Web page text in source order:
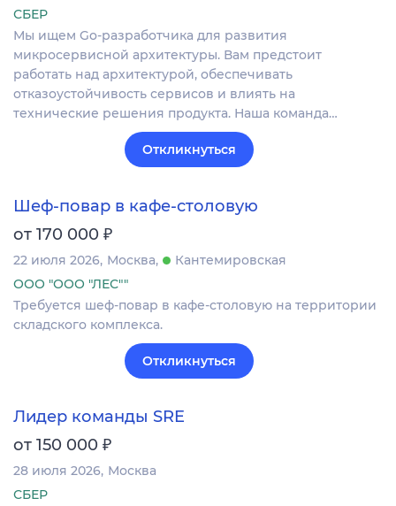
СБЕР
Мы ищем Go-разработчика для развития
микросервисной архитектуры. Вам предстоит
работать над архитектурой, обеспечивать
отказоустойчивость сервисов и влиять на
технические решения продукта. Наша команда…
Откликнуться
Шеф-повар в кафе-столовую
от 170 000 ₽
22 июля 2026 Москва
Кантемировская
ООО "ООО "ЛЕС""
Требуется шеф-повар в кафе-столовую на территории
складского комплекса.
Откликнуться
Лидер команды SRE
от 150 000 ₽
28 июля 2026 Москва
СБЕР